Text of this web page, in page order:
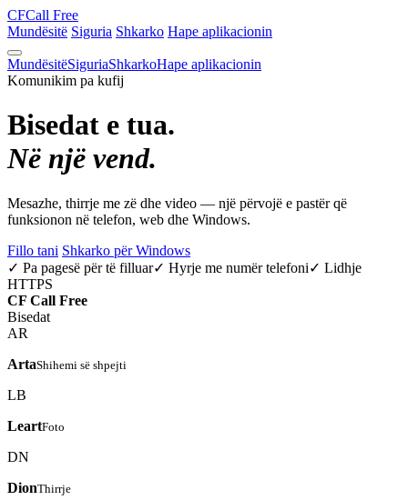
CFCall Free
Mundësitë Siguria Shkarko Hape aplikacionin
MundësitëSiguriaShkarkoHape aplikacionin
Komunikim pa kufij
Bisedat e tua.
Në një vend.
Mesazhe, thirrje me zë dhe video — një përvojë e pastër që
funksionon në telefon, web dhe Windows.
Fillo tani Shkarko për Windows
✓ Pa pagesë për të filluar✓ Hyrje me numër telefoni✓ Lidhje
HTTPS
CF Call Free
Bisedat
AR
ArtaShihemi së shpejti
LB
LeartFoto
DN
DionThirrje